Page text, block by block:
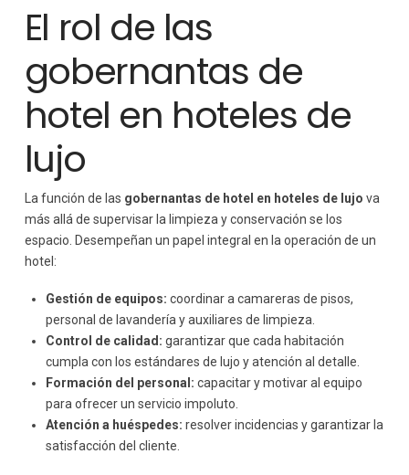
El rol de las
gobernantas de
hotel en hoteles de
lujo
La función de las gobernantas de hotel en hoteles de lujo va
más allá de supervisar la limpieza y conservación se los
espacio. Desempeñan un papel integral en la operación de un
hotel:
Gestión de equipos: coordinar a camareras de pisos,
personal de lavandería y auxiliares de limpieza.
Control de calidad: garantizar que cada habitación
cumpla con los estándares de lujo y atención al detalle.
Formación del personal: capacitar y motivar al equipo
para ofrecer un servicio impoluto.
Atención a huéspedes: resolver incidencias y garantizar la
satisfacción del cliente.